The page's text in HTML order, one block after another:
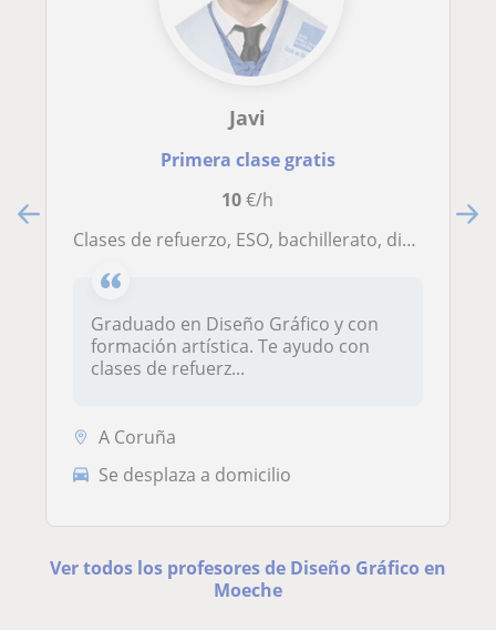
Javi
Primera clase gratis
10€/h
Clases de refuerzo, ESO, bachillerato, dibujo técnico, diseño gráfico, pruebas de acceso,.... Doy clases particulares, apoyo y revisiones de proyectos y trabajos en todos los niveles académicos, con especialidad en artes y diseño
Graduado en Diseño Gráfico y con
formación artística. Te ayudo con
clases de refuerz...
A Coruña
Se desplaza a domicilio
Ver todos los profesores de Diseño Gráfico en
Moeche